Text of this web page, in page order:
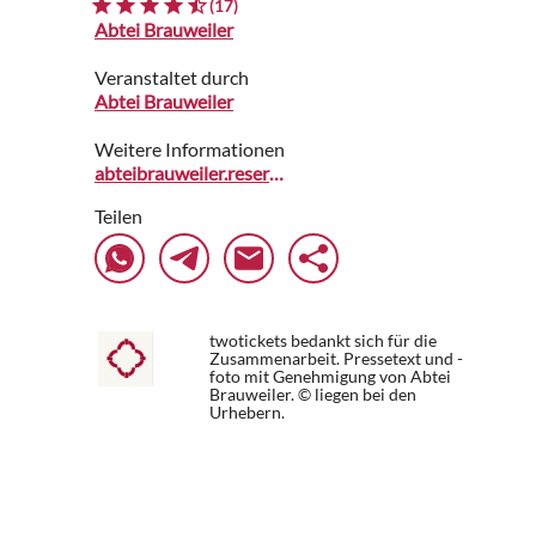
(17)
Abtei Brauweiler
Veranstaltet durch
Abtei Brauweiler
Weitere Informationen
abteibrauweiler.reservix.de
Teilen
twotickets bedankt sich für die
Zusammenarbeit. Pressetext und -
foto mit Genehmigung von Abtei
Brauweiler. © liegen bei den
Urhebern.